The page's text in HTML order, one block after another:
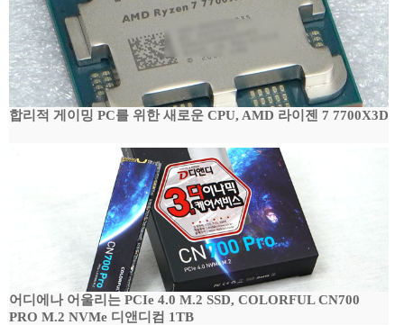
합리적 게이밍 PC를 위한 새로운 CPU, AMD 라이젠 7 7700X3D
어디에나 어울리는 PCIe 4.0 M.2 SSD, COLORFUL CN700
PRO M.2 NVMe 디앤디컴 1TB